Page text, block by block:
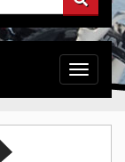
Zabrazit
navigaci